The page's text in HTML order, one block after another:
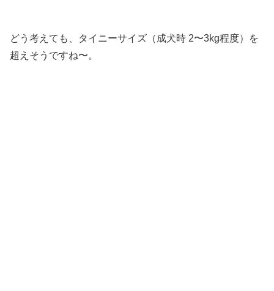
どう考えても、タイニーサイズ（成犬時 2〜3kg程度）を
超えそうですね〜。